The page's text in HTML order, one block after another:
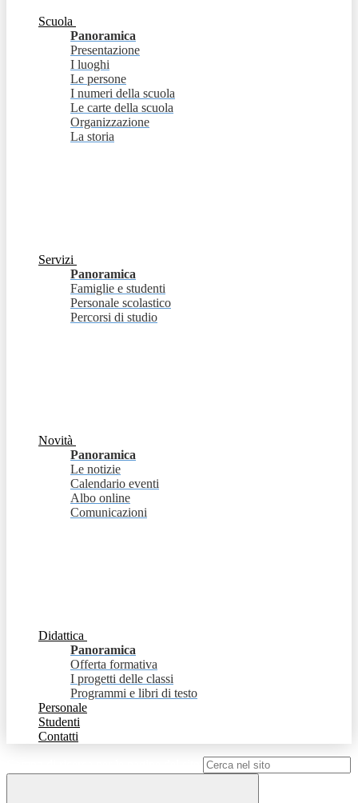
Scuola
Panoramica
Presentazione
I luoghi
Le persone
I numeri della scuola
Le carte della scuola
Organizzazione
La storia
Servizi
Panoramica
Famiglie e studenti
Personale scolastico
Percorsi di studio
Novità
Panoramica
Le notizie
Calendario eventi
Albo online
Comunicazioni
Didattica
Panoramica
Offerta formativa
I progetti delle classi
Programmi e libri di testo
Personale
Studenti
Contatti